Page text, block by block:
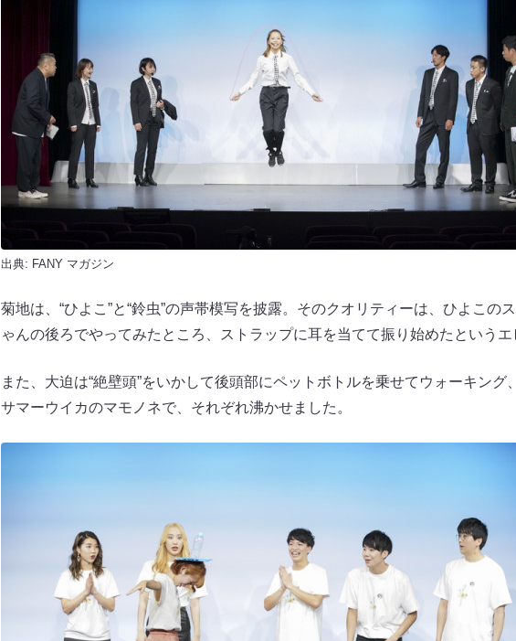
出典: FANY マガジン
菊地は、“ひよこ”と“鈴虫”の声帯模写を披露。そのクオリティーは、ひよこの
ゃんの後ろでやってみたところ、ストラップに耳を当てて振り始めたというエ
また、大迫は“絶壁頭”をいかして後頭部にペットボトルを乗せてウォーキング
サマーウイカのマモノネで、それぞれ沸かせました。